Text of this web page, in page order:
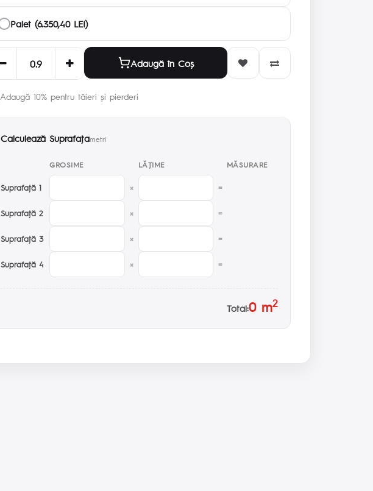
Palet (6.350,40 LEI)
Adaugă în Coş
Adaugă 10% pentru tăieri și pierderi
Calculează Suprafaţametri
GROSIME LĂŢIME MĂSURARE
Suprafaţă 1 × =
Suprafaţă 2 × =
Suprafaţă 3 × =
Suprafaţă 4 × =
Total:0m2